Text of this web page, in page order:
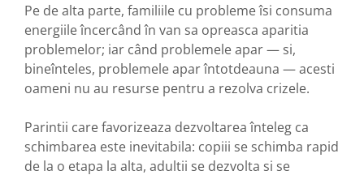
Pe de alta parte, familiile cu probleme îsi consuma
energiile încercând în van sa opreasca aparitia
problemelor; iar când problemele apar — si,
bineînteles, problemele apar întotdeauna — acesti
oameni nu au resurse pentru a rezolva crizele.
Parintii care favorizeaza dezvoltarea înteleg ca
schimbarea este inevitabila: copiii se schimba rapid
de la o etapa la alta, adultii se dezvolta si se